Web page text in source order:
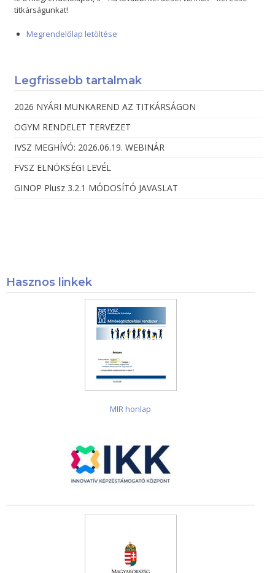
titkárságunkat!
Megrendelőlap letöltése
Legfrissebb tartalmak
2026 NYÁRI MUNKAREND AZ TITKÁRSÁGON
OGYM RENDELET TERVEZET
IVSZ MEGHÍVÓ: 2026.06.19. WEBINÁR
FVSZ ELNÖKSÉGI LEVÉL
GINOP Plusz 3.2.1 MÓDOSÍTÓ JAVASLAT
Hasznos linkek
MIR honlap